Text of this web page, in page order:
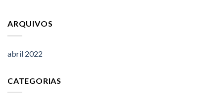
ARQUIVOS
abril 2022
CATEGORIAS